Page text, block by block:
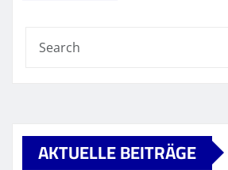
AKTUELLE BEITRÄGE